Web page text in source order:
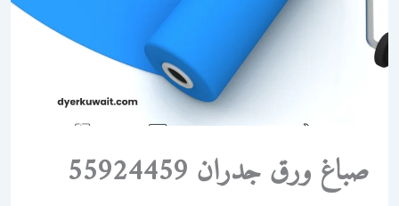
صباغ ورق جدران 55924459